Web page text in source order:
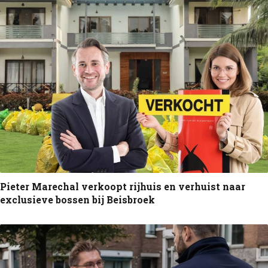
Pieter Marechal verkoopt rijhuis en verhuist naar
exclusieve bossen bij Beisbroek